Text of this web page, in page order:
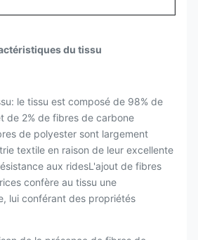
du tissu
le tissu est composé de 98% de
de 2% de fibres de carbone
de polyester sont largement
textile en raison de leur excellente
aux ridesL'ajout de fibres
confère au tissu une
lui conférant des propriétés